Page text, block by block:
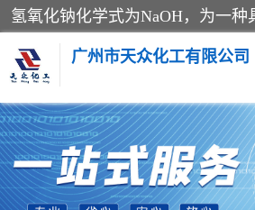
广州市天众化工有限公司
亚硝酸钠 氢氧
纯碱 硫代